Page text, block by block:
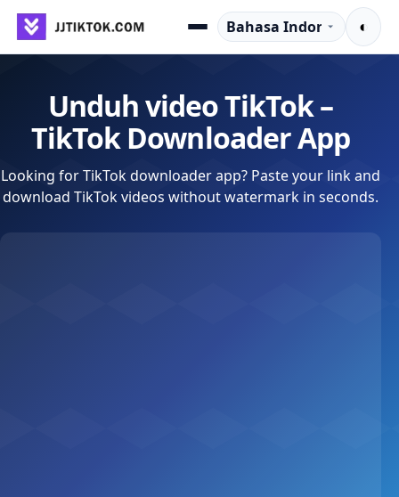
Lompat ke konten
MenuLanguage ◐
Unduh video TikTok –
TikTok Downloader App
Looking for TikTok downloader app? Paste your link and
download TikTok videos without watermark in seconds.